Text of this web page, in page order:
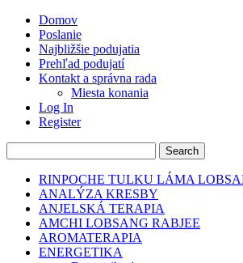
Domov
Poslanie
Najbližšie podujatia
Prehľad podujatí
Kontakt a správna rada
Miesta konania
Log In
Register
RINPOCHE TULKU LÁMA
ANALÝZA KRESBY
ANJELSKÁ TERAPIA
AMCHI LOBSANG RABJEE
AROMATERAPIA
ENERGETIKA